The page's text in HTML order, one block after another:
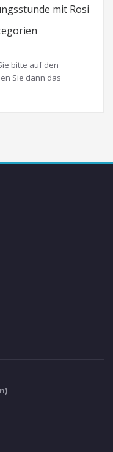
mit Rosi
bitte auf den
Sie dann das